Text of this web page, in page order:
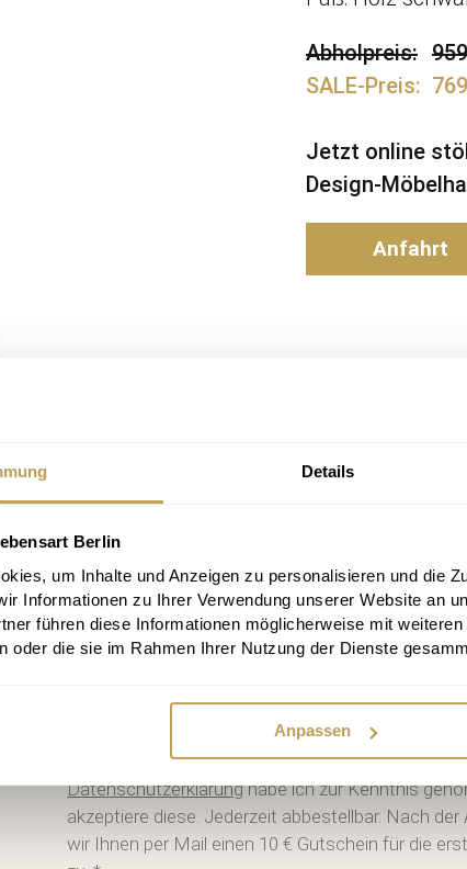
Details
Berlin
um Inhalte und Anzeigen zu personalisieren und die
Informationen zu Ihrer Verwendung unserer Website an
führen diese Informationen möglicherweise mit
oder die sie im Rahmen Ihrer Nutzung der Dienste
Anpassen
Abholpreis
SALE-Preis
Jetzt online
Design-
Anfahrt
Kostenlos anmelden und keine
Bitte schicken Sie mir bis zum Widerruf meiner
zweiwöchigen Newsletter mit Informationen zu
Datenschutzerklärunghabe ich zur Kenntnis
akzeptiere diese. Jederzeit abbestellbar. Nach
wir Ihnen per Mail einen 10 € Gutschein für die